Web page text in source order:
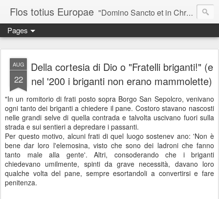
Flos totius Europae "Domino Sancto et in Christo Patri, Romanae pulcherrimo Ecclesiae Decori, totius Europae flaccentis augustissimo quasi cuidam Flori, egregio Speculatori, Theoria utpote divinae Castalitatis perito, ego, Bar-iona (vilis Columba), in Christo mitto Salutem." ~*~*~*~*~*~ Sancti Columbani, Epistula I ad Gregorium papae, AD 600
Pages
AUG
22
Della cortesia di Dio o "Fratelli briganti!" (e
nel '200 i briganti non erano mammolette)
"In un romitorio di frati posto sopra Borgo San Sepolcro, venivano
ogni tanto dei briganti a chiedere il pane. Costoro stavano nascosti
nelle grandi selve di quella contrada e talvolta uscivano fuori sulla
strada e sui sentieri a depredare i passanti.
Per questo motivo, alcuni frati di quel luogo sostenev ano: 'Non è
bene dar loro l'elemosina, visto che sono dei ladroni che fanno
tanto male alla gente'. Altri, consoderando che i briganti
chiedevano umilmente, spinti da grave necessità, davano loro
qualche volta del pane, sempre esortandoli a convertirsi e fare
penitenza.